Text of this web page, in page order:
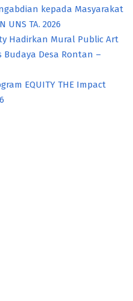
kepada Masyarakat
UNS TA. 2026
Hadirkan Mural Public Art
Desa Rontan –
EQUITY THE Impact